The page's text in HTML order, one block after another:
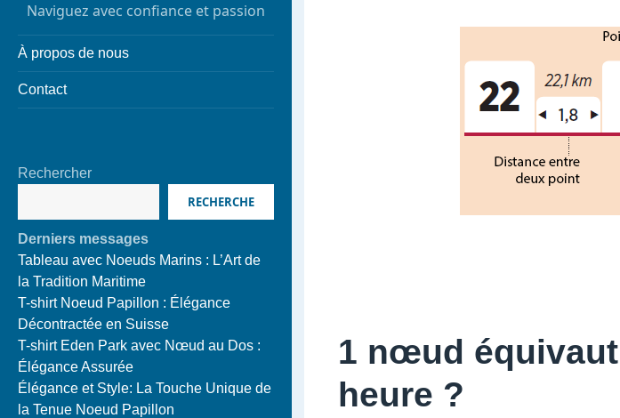
Naviguez avec confiance et passion
À propos de nous
Contact
Rechercher
RECHERCHE
Derniers messages
Tableau avec Noeuds Marins : L’Art de
la Tradition Maritime
T-shirt Noeud Papillon : Élégance
Décontractée en Suisse
T-shirt Eden Park avec Nœud au Dos :
Élégance Assurée
Élégance et Style: La Touche Unique de
la Tenue Noeud Papillon
1 nœud
heure ?